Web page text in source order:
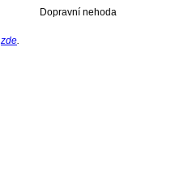
Dopravní nehoda
zde.